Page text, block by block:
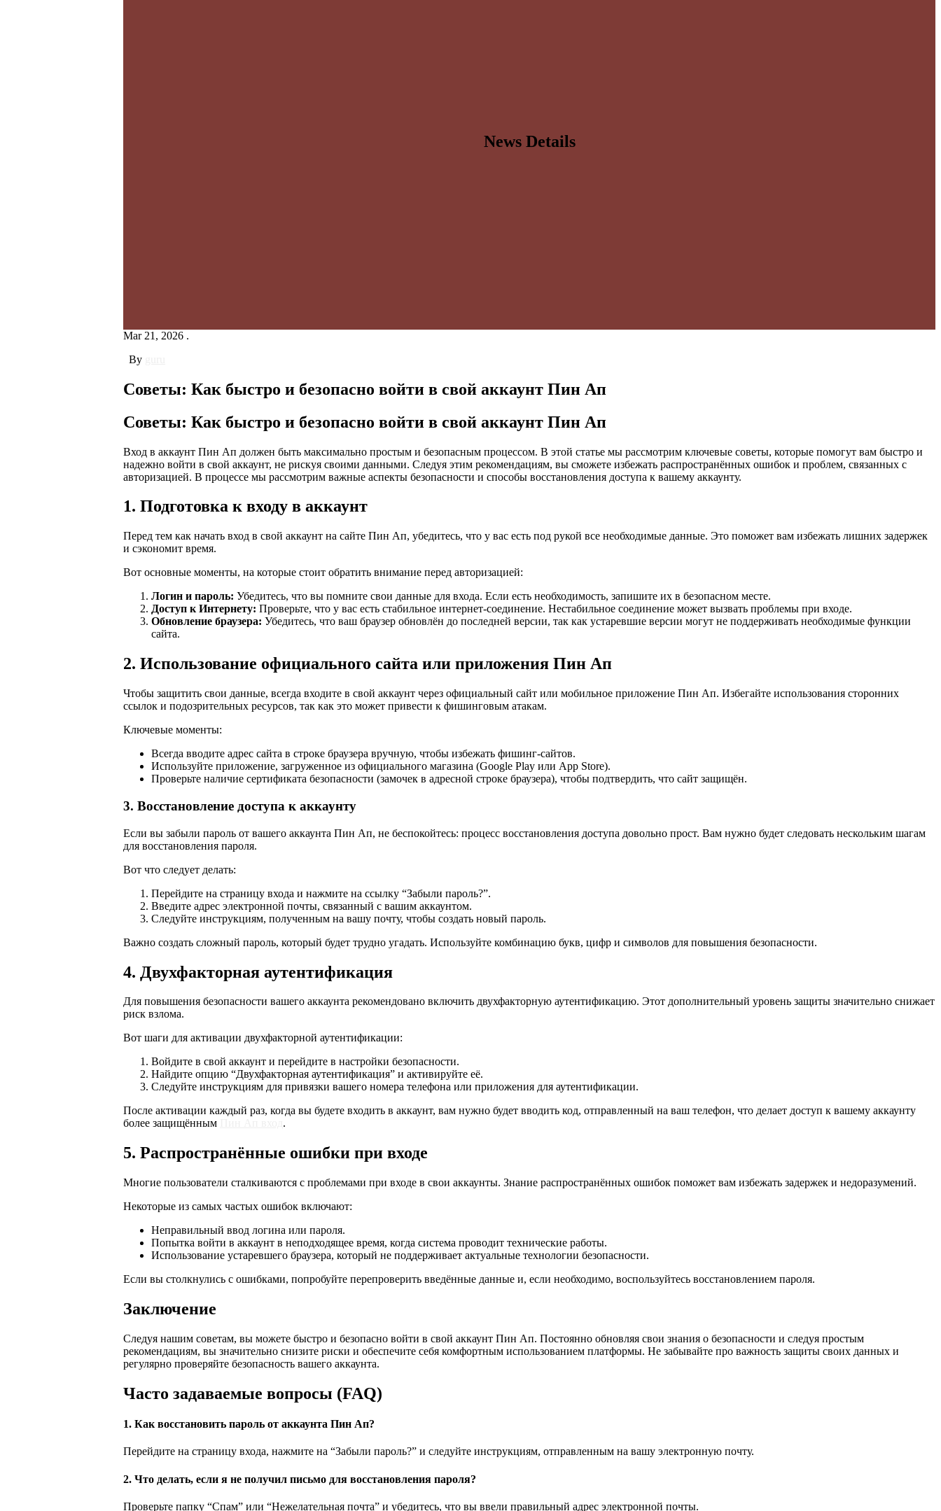
News Details
Mar 21, 2026 .
By
Советы: Как быстро и безопасно войти в свой аккаунт Пин Ап
Советы: Как быстро и безопасно войти в свой аккаунт Пин Ап
Вход в аккаунт Пин Ап должен быть максимально простым и безопасным процессом. В этой статье мы рассмотрим ключевые советы, которые помогут вам быстро и
надежно войти в свой аккаунт, не рискуя своими данными. Следуя этим рекомендациям, вы сможете избежать распространённых ошибок и проблем, связанных с
авторизацией. В процессе мы рассмотрим важные аспекты безопасности и способы восстановления доступа к вашему аккаунту.
1. Подготовка к входу в аккаунт
Перед тем как начать вход в свой аккаунт на сайте Пин Ап, убедитесь, что у вас есть под рукой все необходимые данные. Это поможет вам избежать лишних задержек
и сэкономит время.
Вот основные моменты, на которые стоит обратить внимание перед авторизацией:
Логин и пароль: Убедитесь, что вы помните свои данные для входа. Если есть необходимость, запишите их в безопасном месте.
Доступ к Интернету: Проверьте, что у вас есть стабильное интернет-соединение. Нестабильное соединение может вызвать проблемы при входе.
Обновление браузера: Убедитесь, что ваш браузер обновлён до последней версии, так как устаревшие версии могут не поддерживать необходимые функции
сайта.
2. Использование официального сайта или приложения Пин Ап
Чтобы защитить свои данные, всегда входите в свой аккаунт через официальный сайт или мобильное приложение Пин Ап. Избегайте использования сторонних
ссылок и подозрительных ресурсов, так как это может привести к фишинговым атакам.
Ключевые моменты:
Всегда вводите адрес сайта в строке браузера вручную, чтобы избежать фишинг-сайтов.
Используйте приложение, загруженное из официального магазина (Google Play или App Store).
Проверьте наличие сертификата безопасности (замочек в адресной строке браузера), чтобы подтвердить, что сайт защищён.
3. Восстановление доступа к аккаунту
Если вы забыли пароль от вашего аккаунта Пин Ап, не беспокойтесь: процесс восстановления доступа довольно прост. Вам нужно будет следовать нескольким шагам
для восстановления пароля.
Вот что следует делать:
Перейдите на страницу входа и нажмите на ссылку “Забыли пароль?”.
Введите адрес электронной почты, связанный с вашим аккаунтом.
Следуйте инструкциям, полученным на вашу почту, чтобы создать новый пароль.
Важно создать сложный пароль, который будет трудно угадать. Используйте комбинацию букв, цифр и символов для повышения безопасности.
4. Двухфакторная аутентификация
Для повышения безопасности вашего аккаунта рекомендовано включить двухфакторную аутентификацию. Этот дополнительный уровень защиты значительно снижает
риск взлома.
Вот шаги для активации двухфакторной аутентификации:
Войдите в свой аккаунт и перейдите в настройки безопасности.
Найдите опцию “Двухфакторная аутентификация” и активируйте её.
Следуйте инструкциям для привязки вашего номера телефона или приложения для аутентификации.
После активации каждый раз, когда вы будете входить в аккаунт, вам нужно будет вводить код, отправленный на ваш телефон, что делает доступ к вашему аккаунту
более защищённым
.
5. Распространённые ошибки при входе
Многие пользователи сталкиваются с проблемами при входе в свои аккаунты. Знание распространённых ошибок поможет вам избежать задержек и недоразумений.
Некоторые из самых частых ошибок включают:
Неправильный ввод логина или пароля.
Попытка войти в аккаунт в неподходящее время, когда система проводит технические работы.
Использование устаревшего браузера, который не поддерживает актуальные технологии безопасности.
Если вы столкнулись с ошибками, попробуйте перепроверить введённые данные и, если необходимо, воспользуйтесь восстановлением пароля.
Заключение
Следуя нашим советам, вы можете быстро и безопасно войти в свой аккаунт Пин Ап. Постоянно обновляя свои знания о безопасности и следуя простым
рекомендациям, вы значительно снизите риски и обеспечите себя комфортным использованием платформы. Не забывайте про важность защиты своих данных и
регулярно проверяйте безопасность вашего аккаунта.
Часто задаваемые вопросы (FAQ)
1. Как восстановить пароль от аккаунта Пин Ап?
Перейдите на страницу входа, нажмите на “Забыли пароль?” и следуйте инструкциям, отправленным на вашу электронную почту.
2. Что делать, если я не получил письмо для восстановления пароля?
Проверьте папку “Спам” или “Нежелательная почта” и убедитесь, что вы ввели правильный адрес электронной почты.